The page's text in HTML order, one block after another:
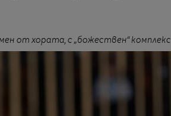
от хората, с „божествен“ комплекс